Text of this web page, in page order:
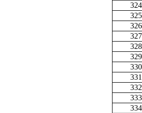
324
325
326
327
328
329
330
331
332
333
334